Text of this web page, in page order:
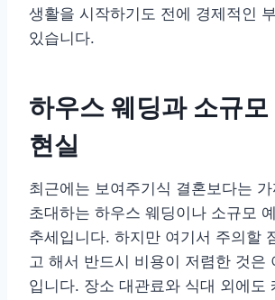
생활을 시작하기도 전에 경제적인
있습니다.
하우스 웨딩과 소규모
현실
최근에는 보여주기식 결혼보다는
초대하는 하우스 웨딩이나 소규모
추세입니다. 하지만 여기서 주의할
고 해서 반드시 비용이 저렴한 것은
입니다. 장소 대관료와 식대 외에도